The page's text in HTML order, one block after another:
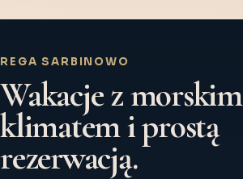
REGA SARBINOWO
Wakacje z morskim
klimatem i prostą
rezerwacją.